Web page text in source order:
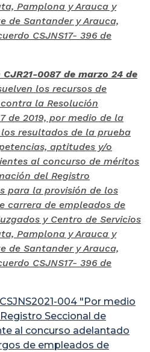
Pamplona y Arauca y
de Santander y Arauca,
CSJNS17- 396 de
0087 de marzo 24 de
los recursos de
la Resolución
de 2019, por medio de la
resultados de la prueba
aptitudes y/o
al concurso de méritos
del Registro
para la provisión de los
carrera de empleados de
y Centro de Servicios
Pamplona y Arauca y
de Santander y Arauca,
CSJNS17- 396 de
004 "Por medio
Seccional de
al concurso adelantado
de empleados de